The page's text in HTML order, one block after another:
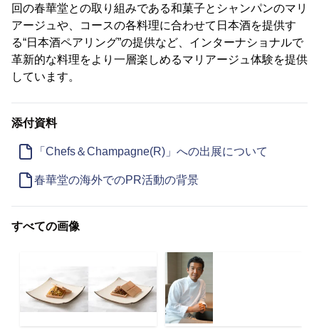
回の春華堂との取り組みである和菓子とシャンパンのマリ
アージュや、コースの各料理に合わせて日本酒を提供す
る“日本酒ペアリング”の提供など、インターナショナルで
革新的な料理をより一層楽しめるマリアージュ体験を提供
しています。
添付資料
「Chefs＆Champagne(R)」への出展について
春華堂の海外でのPR活動の背景
すべての画像